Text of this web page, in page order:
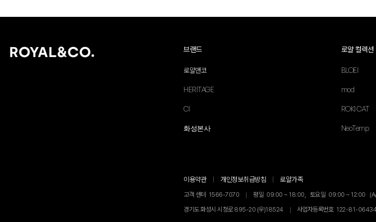
브랜드
로얄앤코
HERITAGE
CI
화성본사
로얄 컬렉션
BLOEI
mod
ROKI CAT
NeoTemp
이용약관 개인정보취급방침 로얄가족
고객 센터 1566-7070 평일 09:00 ~ 18:00, 토요일 09:00 ~ 12:00
경기도 화성시 시청로 895-20 (우)18524
사업자등록번호 122-81-06434